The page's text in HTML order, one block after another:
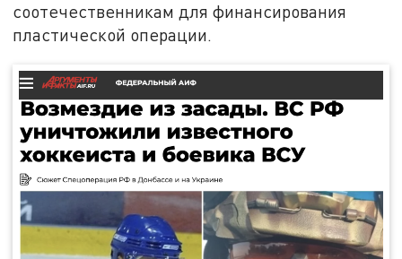
соотечественникам для финансирования
пластической операции.